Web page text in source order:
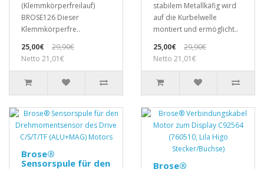
(Klemmkörperfreilauf)
BROSE126 Dieser
Klemmkörperfre..
25,00€
29,90€
Netto 21,01€
stabilem Metallkäfig wird
auf die Kurbelwelle
montiert und ermöglicht..
25,00€
29,90€
Netto 21,01€
Brose®
Sensorspule für den
Brose®